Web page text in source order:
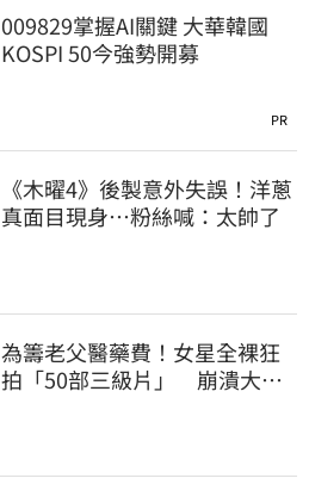
009829掌握AI關鍵 大華韓國
KOSPI 50今強勢開募
PR
《木曜4》後製意外失誤！洋蔥
真面目現身…粉絲喊：太帥了
為籌老父醫藥費！女星全裸狂
拍「50部三級片」 崩潰大